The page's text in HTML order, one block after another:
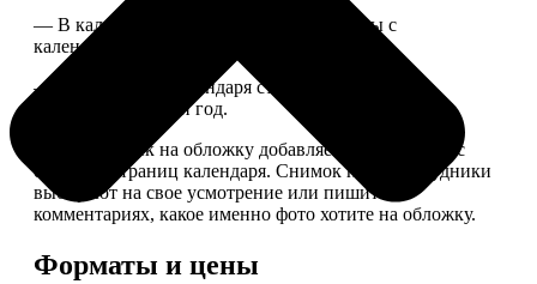
— В календаре 13 листов: обложка+листы с
календарной сеткой.
— Обложка для календаря стандартная, дизайн
обновляем каждый год.
— В кружочек на обложку добавляем фотографию с
одной из страниц календаря. Снимок наши сотрудники
выбирают на свое усмотрение или пишите в
комментариях, какое именно фото хотите на обложку.
Форматы и цены